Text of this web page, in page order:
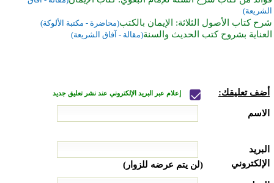
الشريعة)
شرح كتاب الأصول الثلاثة: الإيمان بالكتب(محاضرة - مكتبة الألوكة)
العناية بشروح كتب الحديث والسنة(مقالة - آفاق الشريعة)
أضف تعليقك: إعلام عبر البريد الإلكتروني عند نشر تعليق جديد
الاسم
البريد
الإلكتروني
(لن يتم عرضه للزوار)